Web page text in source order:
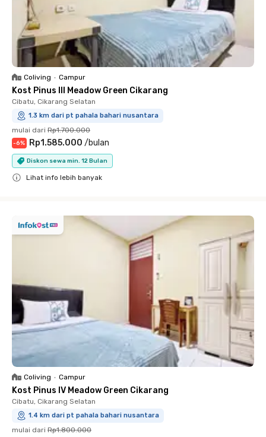
Coliving • Campur
Kost Pinus III Meadow Green Cikarang
Cibatu, Cikarang Selatan
1.3 km dari pt pahala bahari nusantara
mulai dari Rp1.700.000
-6% Rp1.585.000 /bulan
Diskon sewa min. 12 Bulan
Lihat info lebih banyak
Coliving • Campur
Kost Pinus IV Meadow Green Cikarang
Cibatu, Cikarang Selatan
1.4 km dari pt pahala bahari nusantara
mulai dari Rp1.800.000